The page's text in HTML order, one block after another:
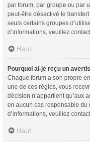
par forum, par groupe ou par
peut-être désactivé le
seuls certains groupes
d’informations, veuillez
Haut
Pourquoi ai-je reçu un
Chaque forum a son propre
une de ces règles, vous
décision n’appartient qu’aux
en aucun cas responsable du
d’informations, veuillez
Haut